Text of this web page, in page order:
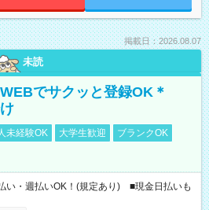
掲載日：2026.08.07
未読
でサクッと登録OK＊
未経験OK 大学生歓迎
ブランクOK
・週払いOK！(規定あり) ■現金日払いも